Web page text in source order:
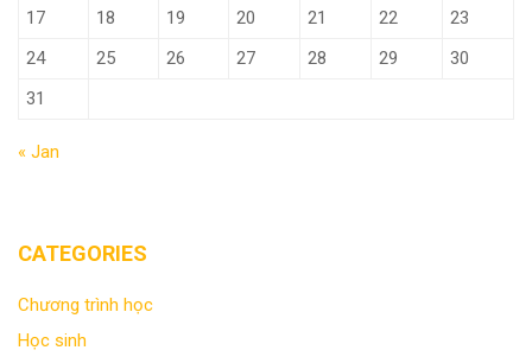
17
18 19 20 21 22
23
24
25 26 27 28 29
30
31
« Jan
CATEGORIES
Chương trình học
Học sinh